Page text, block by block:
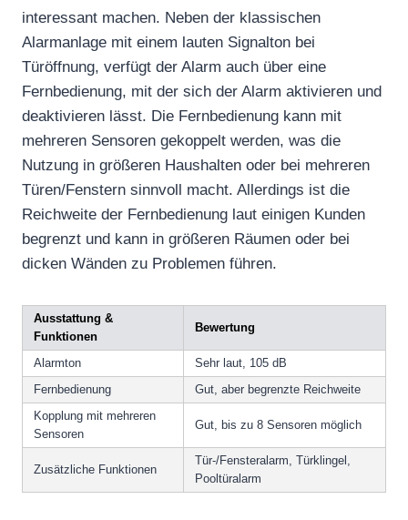
interessant machen. Neben der klassischen
Alarmanlage mit einem lauten Signalton bei
Türöffnung, verfügt der Alarm auch über eine
Fernbedienung, mit der sich der Alarm aktivieren und
deaktivieren lässt. Die Fernbedienung kann mit
mehreren Sensoren gekoppelt werden, was die
Nutzung in größeren Haushalten oder bei mehreren
Türen/Fenstern sinnvoll macht. Allerdings ist die
Reichweite der Fernbedienung laut einigen Kunden
begrenzt und kann in größeren Räumen oder bei
dicken Wänden zu Problemen führen.
Ausstattung &
Funktionen
Bewertung
Alarmton
Sehr laut, 105 dB
Fernbedienung
Gut, aber begrenzte Reichweite
Kopplung mit mehreren
Sensoren
Gut, bis zu 8 Sensoren möglich
Zusätzliche Funktionen
Tür-/Fensteralarm, Türklingel,
Pooltüralarm